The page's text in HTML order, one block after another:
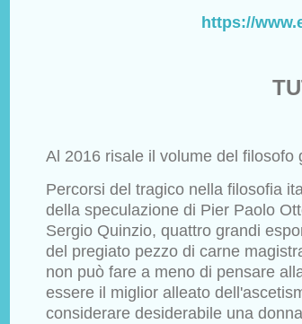
https://
Al 2016 risale il volume del
Percorsi del tragico nella filosofia
della speculazione di Pier Paolo
Sergio Quinzio, quattro grandi
del pregiato pezzo di carne
non può fare a meno di pensare
essere il miglior alleato
considerare desiderabile una